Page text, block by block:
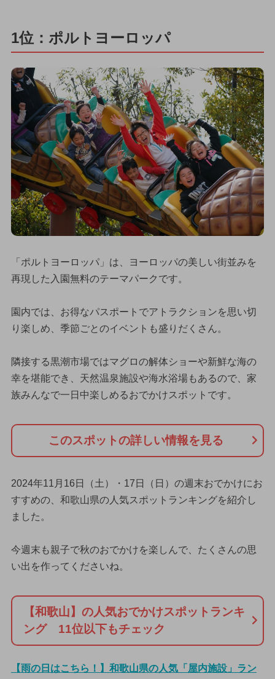
1位：ポルトヨーロッパ
「ポルトヨーロッパ」は、ヨーロッパの美しい街並みを
再現した入園無料のテーマパークです。
園内では、お得なパスポートでアトラクションを思い切
り楽しめ、季節ごとのイベントも盛りだくさん。
隣接する黒潮市場ではマグロの解体ショーや新鮮な海の
幸を堪能でき、天然温泉施設や海水浴場もあるので、家
族みんなで一日中楽しめるおでかけスポットです。
このスポットの詳しい情報を見る
2024年11月16日（土）・17日（日）の週末おでかけにお
すすめの、和歌山県の人気スポットランキングを紹介し
ました。
今週末も親子で秋のおでかけを楽しんで、たくさんの思
い出を作ってくださいね。
【和歌山】の人気おでかけスポットランキ
ング 11位以下もチェック
【雨の日はこちら！】和歌山県の人気「屋内施設」ラン